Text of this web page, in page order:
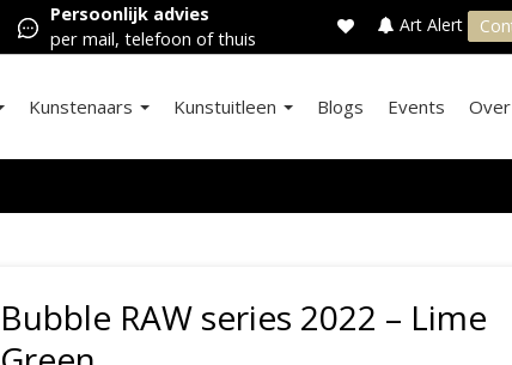
Persoonlijk advies
per mail, telefoon of thuis
Art Alert
Kunstenaars Kunstuitleen Blogs Events
Bubble RAW series 2022 – Lime